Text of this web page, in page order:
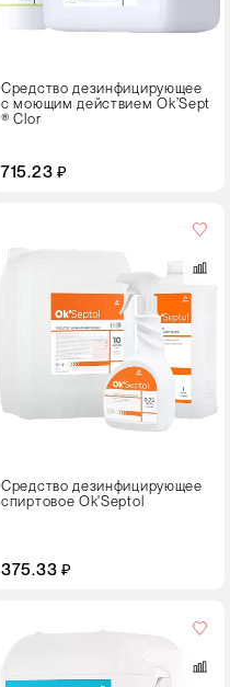
Средство дезинфицирующее
с моющим действием Ok’Sept
® Clor
715.23 ₽
Средство дезинфицирующее
спиртовое Ok'Septol
375.33 ₽